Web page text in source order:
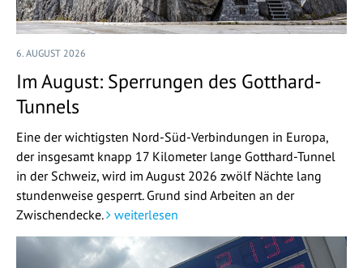
6. AUGUST 2026
Im August: Sperrungen des Gotthard-
Tunnels
Eine der wichtigsten Nord-Süd-Verbindungen in Europa,
der insgesamt knapp 17 Kilometer lange Gotthard-Tunnel
in der Schweiz, wird im August 2026 zwölf Nächte lang
stundenweise gesperrt. Grund sind Arbeiten an der
Zwischendecke.
weiterlesen